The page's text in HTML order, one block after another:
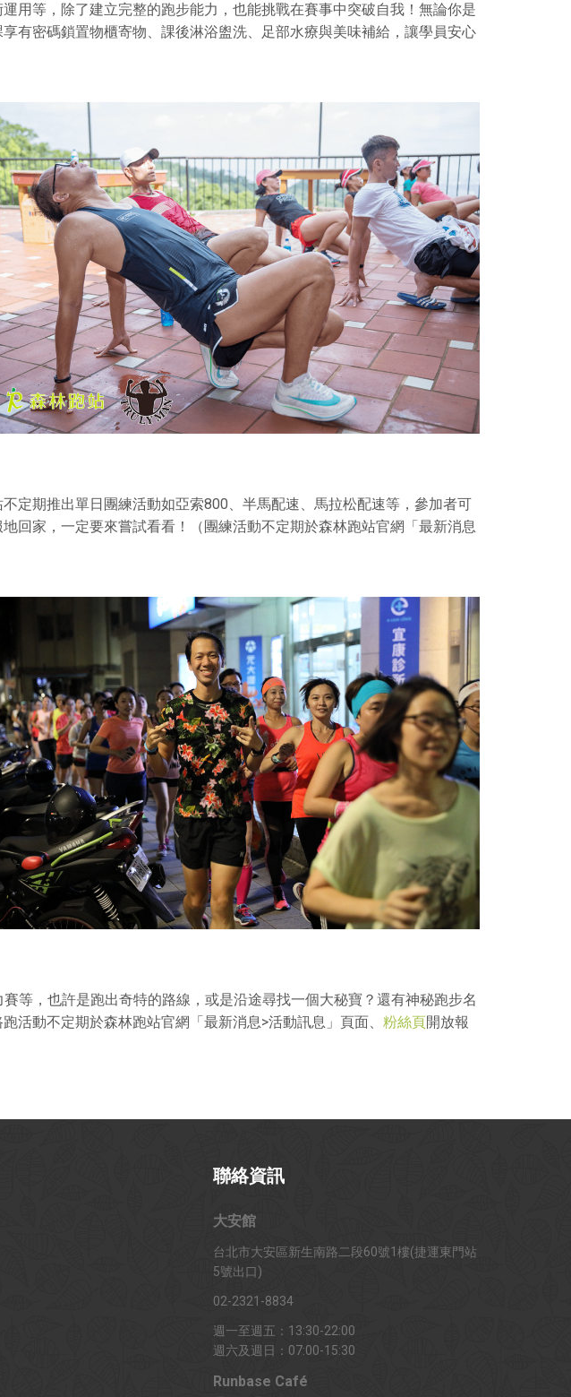
用等，除了建立完整的跑步能力，也能挑戰在賽事中突破自我！無論你是
有密碼鎖置物櫃寄物、課後淋浴盥洗、足部水療與美味補給，讓學員安心
不定期推出單日團練活動如亞索800、半馬配速、馬拉松配速等，參加者可
回家，一定要來嘗試看看！
（團練活動不定期於森林跑站官網「最新消息
等，也許是跑出奇特的路線，或是沿途尋找一個大秘寶？還有神秘跑步名
跑活動不定期於森林跑站官網「最新消息>活動訊息」頁面、 粉絲頁開放報
聯絡資訊
大安館
台北市大安區新生南路二段60號1樓(捷運東門站
5號出口)
02-2321-8834
週一至週五：13:30-22:00
週六及週日：07:00-15:30
Runbase Café